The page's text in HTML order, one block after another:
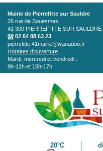
Aller au contenu principal
Mairie de Pierrefitte sur Sauldre
26 rue de Souesmes
41 300 PIERREFITTE SUR SAULDRE
02 54 88 63 23
pierrefitte.41mairie@wanadoo.fr
Horaires d'ouverture :
Mardi, mercredi et vendredi :
9h-12h et 15h-17h
20°C